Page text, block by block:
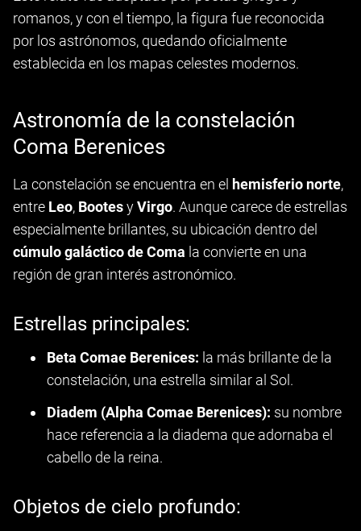
romanos, y con el tiempo, la figura fue reconocida
por los astrónomos, quedando oficialmente
establecida en los mapas celestes modernos.
Astronomía de la constelación
Coma Berenices
La constelación se encuentra en el hemisferio norte,
entre Leo, BootesyVirgo. Aunque carece de estrellas
especialmente brillantes, su ubicación dentro del
cúmulo galáctico de Coma la convierte en una
región de gran interés astronómico.
Estrellas principales:
Beta Comae Berenices: la más brillante de la
constelación, una estrella similar al Sol.
Diadem (Alpha Comae Berenices): su nombre
hace referencia a la diadema que adornaba el
cabello de la reina.
Objetos de cielo profundo: